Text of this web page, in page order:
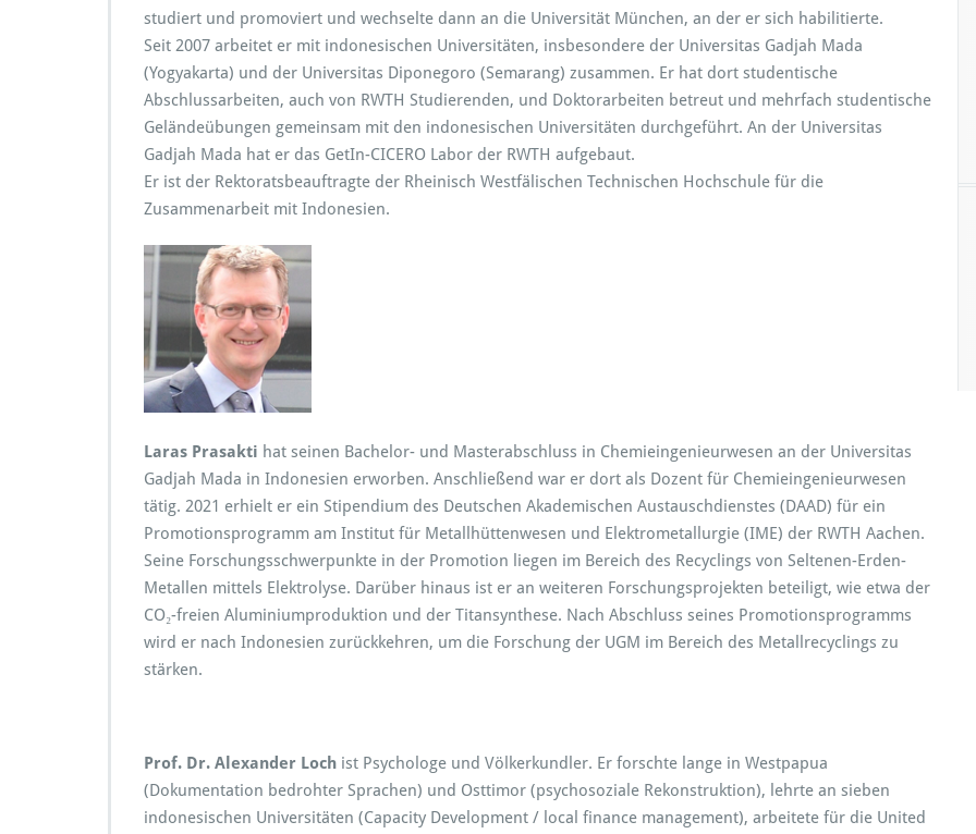
studiert und promoviert und wechselte dann an die Universität München, an der er sich habilitierte.
Seit 2007 arbeitet er mit indonesischen Universitäten, insbesondere der Universitas Gadjah Mada
(Yogyakarta) und der Universitas Diponegoro (Semarang) zusammen. Er hat dort studentische
Abschlussarbeiten, auch von RWTH Studierenden, und Doktorarbeiten betreut und mehrfach studentische
Geländeübungen gemeinsam mit den indonesischen Universitäten durchgeführt. An der Universitas
Gadjah Mada hat er das GetIn-CICERO Labor der RWTH aufgebaut.
Er ist der Rektoratsbeauftragte der Rheinisch Westfälischen Technischen Hochschule für die
Zusammenarbeit mit Indonesien.
Laras Prasakti hat seinen Bachelor- und Masterabschluss in Chemieingenieurwesen an der Universitas
Gadjah Mada in Indonesien erworben. Anschließend war er dort als Dozent für Chemieingenieurwesen
tätig. 2021 erhielt er ein Stipendium des Deutschen Akademischen Austauschdienstes (DAAD) für ein
Promotionsprogramm am Institut für Metallhüttenwesen und Elektrometallurgie (IME) der RWTH Aachen.
Seine Forschungsschwerpunkte in der Promotion liegen im Bereich des Recyclings von Seltenen-Erden-
Metallen mittels Elektrolyse. Darüber hinaus ist er an weiteren Forschungsprojekten beteiligt, wie etwa der
CO₂-freien Aluminiumproduktion und der Titansynthese. Nach Abschluss seines Promotionsprogramms
wird er nach Indonesien zurückkehren, um die Forschung der UGM im Bereich des Metallrecyclings zu
stärken.
Prof. Dr. Alexander Loch ist Psychologe und Völkerkundler. Er forschte lange in Westpapua
(Dokumentation bedrohter Sprachen) und Osttimor (psychosoziale Rekonstruktion), lehrte an sieben
indonesischen Universitäten (Capacity Development / local finance management), arbeitete für die United